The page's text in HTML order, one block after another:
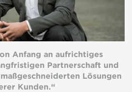
Anfang an aufrichtiges
Partnerschaft und
Lösungen
Kunden.“